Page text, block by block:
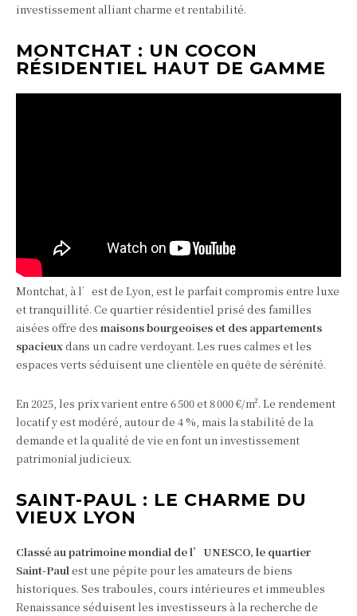
investissement alliant charme et rentabilité.
MONTCHAT : UN COCON
RÉSIDENTIEL HAUT DE GAMME
Montchat, à l’est de Lyon, est le parfait compromis entre luxe
et tranquillité. Ce quartier résidentiel prisé des familles
aisées offre des maisons bourgeoises et des appartements
spacieuxdans un cadre verdoyant. Les rues calmes et les
espaces verts séduisent une clientèle en quête de sérénité.
En 2025, les prix varient entre 6 500 et 8 000 €/m². Le rendement
locatif y est modéré, autour de 4 %, mais la stabilité de la
demande et la qualité de vie en font un investissement
patrimonial judicieux.
SAINT-PAUL : LE CHARME DU
VIEUX LYON
Classé au patrimoine mondial de l’UNESCO, le quartier
Saint-Paul est une pépite pour les amateurs de biens
historiques. Ses traboules, cours intérieures et immeubles
Renaissance séduisent les investisseurs à la recherche de